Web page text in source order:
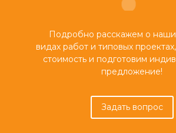
Подробно расскажем о
видах работ и типовых
стоимость и подготовим
предложение!
Задать вопрос